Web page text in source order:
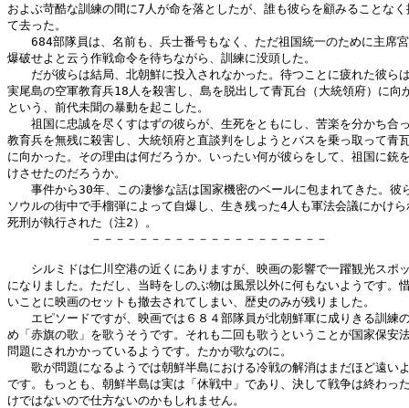
およぶ苛酷な訓練の間に7人が命を落としたが、誰も彼らを顧みることなく
て去った。
684部隊員は、名前も、兵士番号もなく、ただ祖国統一のために主席
爆破せよと云う作戦命令を待ちながら、訓練に没頭した。
だが彼らは結局、北朝鮮に投入されなかった。待つことに疲れた彼ら
実尾島の空軍教育兵18人を殺害し、島を脱出して青瓦台（大統領府）に向
という、前代未聞の暴動を起こした。
祖国に忠誠を尽くすはずの彼らが、生死をともにし、苦楽を分かち合
教育兵を無残に殺害し、大統領府と直談判をしようとバスを乗っ取って青
に向かった。その理由は何だろうか。いったい何が彼らをして、祖国に銃
けさせたのだろうか。
事件から30年、この凄惨な話は国家機密のベールに包まれてきた。彼
ソウルの街中で手榴弾によって自爆し、生き残った4人も軍法会議にかけら
死刑が執行された（注2）。
－－－－－－－－－－－－－－－－－－－－
シルミドは仁川空港の近くにありますが、映画の影響で一躍観光スポ
になりました。ただし、当時をしのぶ物は風景以外に何もないようです。
いことに映画のセットも撤去されてしまい、歴史のみが残りました。
エピソードですが、映画では６８４部隊員が北朝鮮軍に成りきる訓練
め「赤旗の歌」を歌うそうです。それも二回も歌うということが国家保安
問題にされかかっているようです。たかが歌なのに。
歌が問題になるようでは朝鮮半島における冷戦の解消はまだほど遠い
です。もっとも、朝鮮半島は実は「休戦中」であり、決して戦争は終わっ
けではないので仕方ないのかもしれません。